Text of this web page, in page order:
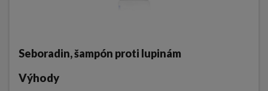
Seboradin, šampón proti lupinám
Výhody